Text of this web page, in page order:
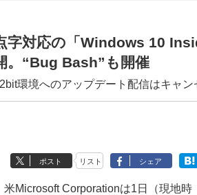
字対応の「Windows 10
。“Bug Bash”も開催
環境へのアップデート配信はキャ
ポスト リスト シェア
Microsoft Corporationは1日（現地時